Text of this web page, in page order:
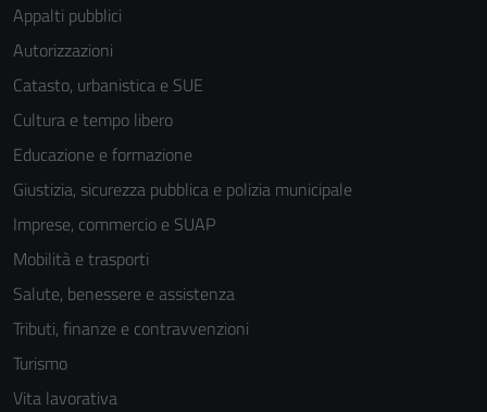
Appalti pubblici
Autorizzazioni
Catasto, urbanistica e SUE
Cultura e tempo libero
Educazione e formazione
Giustizia, sicurezza pubblica e polizia municipale
Imprese, commercio e SUAP
Mobilità e trasporti
Salute, benessere e assistenza
Tributi, finanze e contravvenzioni
Turismo
Vita lavorativa